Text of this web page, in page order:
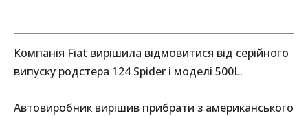
Компанія Fiat вирішила відмовитися від серійного
випуску родстера 124 Spider і моделі 500L.
Автовиробник вирішив прибрати з американського